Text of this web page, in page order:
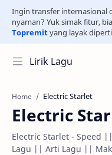
Ingin transfer internasional
nyaman? Yuk simak fitur,
Topremityang layak
Lirik Lagu
Home Electric Starlet
Electric
Electric Starlet - Speed
Lagu || Arti Lagu ||